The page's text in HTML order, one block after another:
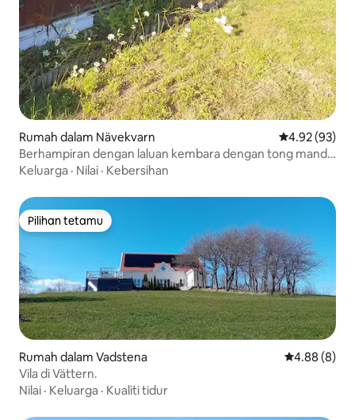
Rumah dalam Nävekvarn Penarafan
4.92 (93)
Berhampiran dengan laluan kembara dengan tong mandi
dan sauna
Keluarga · Nilai · Kebersihan
Pilihan tetamu
Pilihan tetamu
Rumah dalam Vadstena Penarafan
4.88 (8)
Vila di Vättern.
Nilai · Keluarga · Kualiti tidur